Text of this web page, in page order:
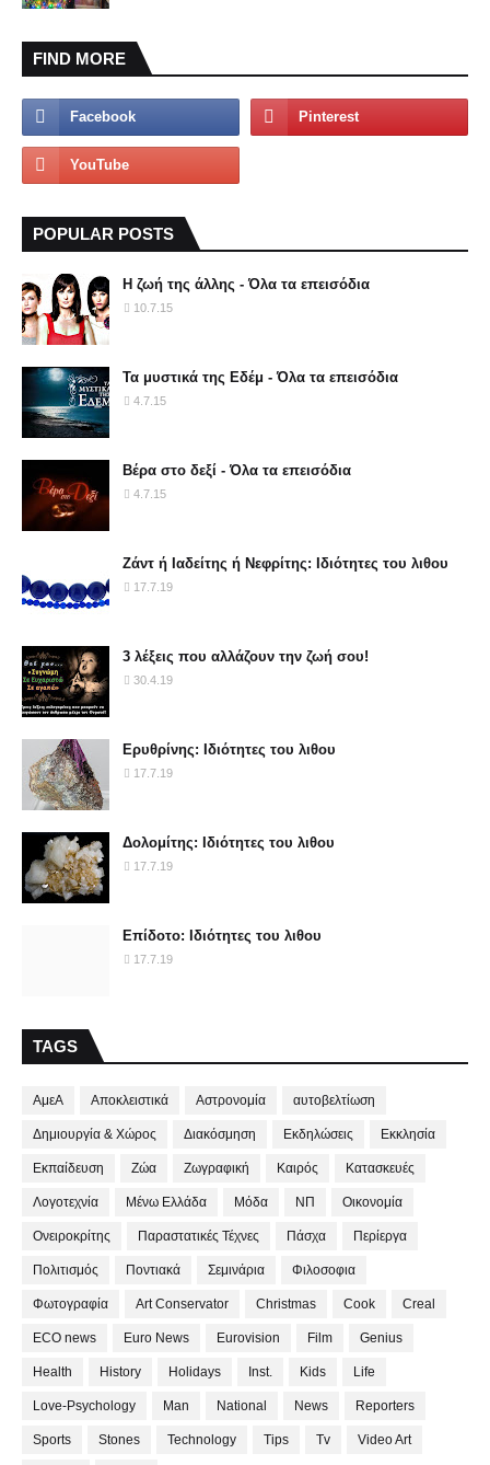
FIND MORE
POPULAR POSTS
Η ζωή της άλλης - Όλα τα επεισόδια
10.7.15
Τα μυστικά της Εδέμ - Όλα τα επεισόδια
4.7.15
Βέρα στο δεξί - Όλα τα επεισόδια
4.7.15
Ζάντ ή Ιαδείτης ή Νεφρίτης: Ιδιότητες του λιθου
17.7.19
3 λέξεις που αλλάζουν την ζωή σου!
30.4.19
Ερυθρίνης: Ιδιότητες του λιθου
17.7.19
Δολομίτης: Ιδιότητες του λιθου
17.7.19
Επίδοτο: Ιδιότητες του λιθου
17.7.19
TAGS
ΑμεΑ Αποκλειστικά Αστρονομία αυτοβελτίωση
Δημιουργία & Χώρος Διακόσμηση Εκδηλώσεις Εκκλησία
Εκπαίδευση Ζώα Ζωγραφική Καιρός Κατασκευές
Λογοτεχνία Μένω Ελλάδα Μόδα ΝΠ Οικονομία
Ονειροκρίτης Παραστατικές Τέχνες Πάσχα Περίεργα
Πολιτισμός Ποντιακά Σεμινάρια Φιλοσοφια
Φωτογραφία Art Conservator Christmas Cook Creal
ECO news Euro News Eurovision Film Genius
Health History Holidays Inst. Kids Life
Love-Psychology Man National News Reporters
Sports Stones Technology Tips Tv Video Art